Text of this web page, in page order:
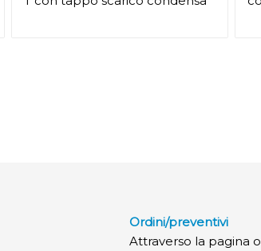
Ordini/preventivi
Attraverso la pagina